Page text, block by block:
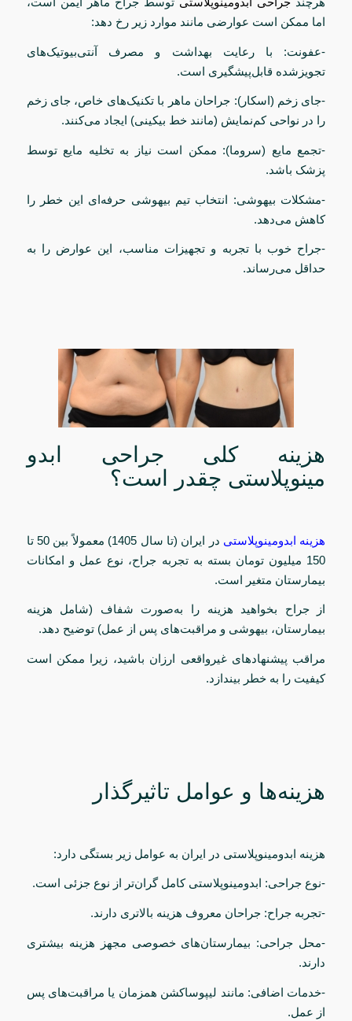
اما ممکن است عوارضی مانند موارد زیر رخ دهد:
-عفونت: با رعایت بهداشت و مصرف آنتی‌بیوتیک‌های
تجویزشده قابل‌پیشگیری است.
-جای زخم (اسکار): جراحان ماهر با تکنیک‌های خاص، جای زخم
را در نواحی کم‌نمایش (مانند خط بیکینی) ایجاد می‌کنند.
-تجمع مایع (سروما): ممکن است نیاز به تخلیه مایع توسط
پزشک باشد.
-مشکلات بیهوشی: انتخاب تیم بیهوشی حرفه‌ای این خطر را
کاهش می‌دهد.
-جراح خوب با تجربه و تجهیزات مناسب، این عوارض را به
حداقل می‌رساند.
هزینه‌ کلی جراحی ابدو
مینوپلاستی چقدر است؟
هزینه ابدومینوپلاستی
در ایران (تا سال 1405) معمولاً بین 50 تا
150 میلیون تومان بسته به تجربه جراح، نوع عمل و امکانات
بیمارستان متغیر است.
از جراح بخواهید هزینه را به‌صورت شفاف (شامل هزینه
بیمارستان، بیهوشی و مراقبت‌های پس از عمل) توضیح دهد.
مراقب پیشنهادهای غیرواقعی ارزان باشید، زیرا ممکن است
کیفیت را به خطر بیندازد.
هزینه‌ها و عوامل تاثیرگذار
هزینه ابدومینوپلاستی در ایران به عوامل زیر بستگی دارد:
-نوع جراحی: ابدومینوپلاستی کامل گران‌تر از نوع جزئی است.
-تجربه جراح: جراحان معروف هزینه بالاتری دارند.
-محل جراحی: بیمارستان‌های خصوصی مجهز هزینه بیشتری
دارند.
-خدمات اضافی: مانند لیپوساکشن همزمان یا مراقبت‌های پس
از عمل.